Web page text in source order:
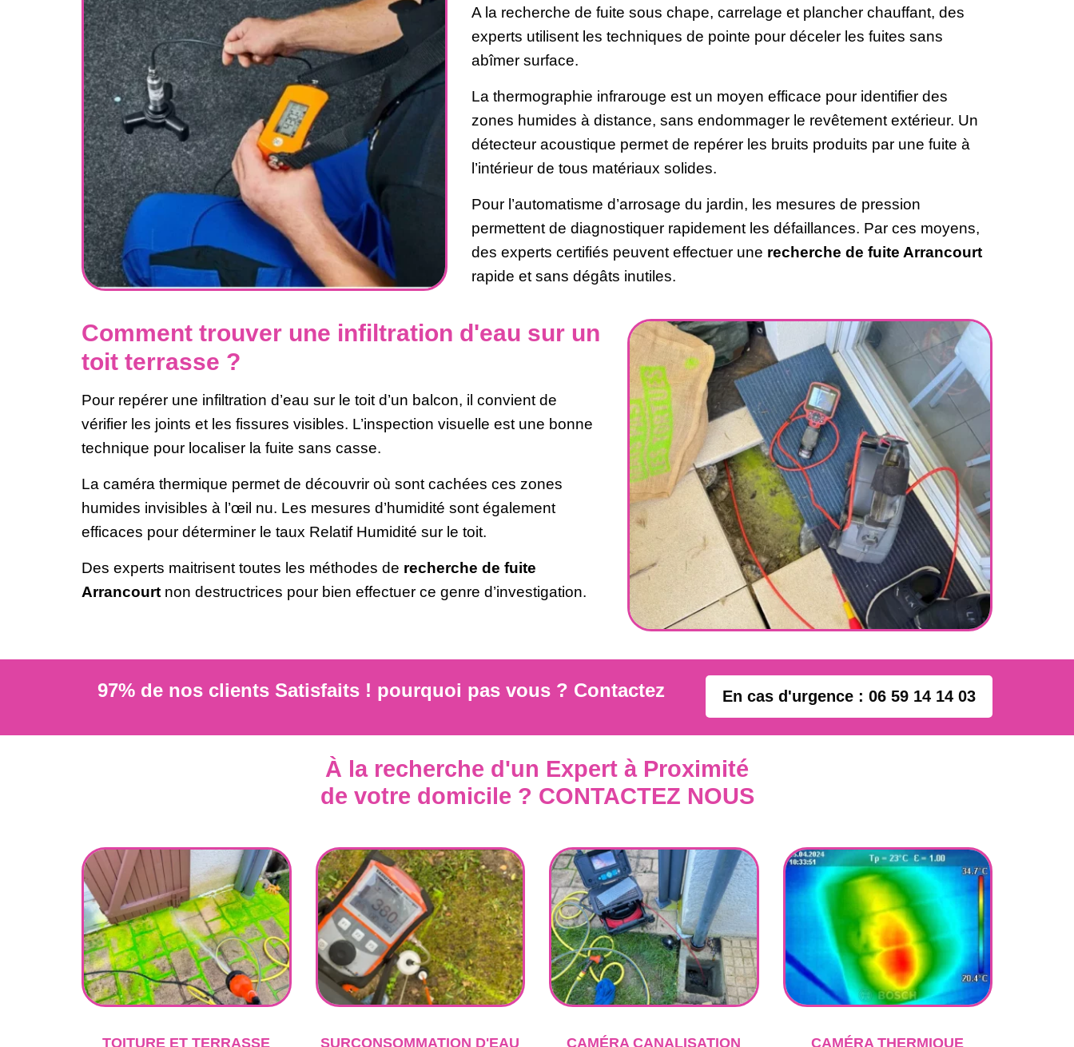
A la recherche de fuite sous chape, carrelage et plancher chauffant, des
experts utilisent les techniques de pointe pour déceler les fuites sans
abîmer surface.
La thermographie infrarouge est un moyen efficace pour identifier des
zones humides à distance, sans endommager le revêtement extérieur. Un
détecteur acoustique permet de repérer les bruits produits par une fuite à
l’intérieur de tous matériaux solides.
Pour l’automatisme d’arrosage du jardin, les mesures de pression
permettent de diagnostiquer rapidement les défaillances. Par ces moyens,
des experts certifiés peuvent effectuer une recherche de fuite Arrancourt
rapide et sans dégâts inutiles.
Comment trouver une infiltration d'eau sur un
toit terrasse ?
Pour repérer une infiltration d’eau sur le toit d’un balcon, il convient de
vérifier les joints et les fissures visibles. L’inspection visuelle est une bonne
technique pour localiser la fuite sans casse.
La caméra thermique permet de découvrir où sont cachées ces zones
humides invisibles à l’œil nu. Les mesures d’humidité sont également
efficaces pour déterminer le taux Relatif Humidité sur le toit.
Des experts maitrisent toutes les méthodes de recherche de fuite
Arrancourt non destructrices pour bien effectuer ce genre d’investigation.
97% de nos clients Satisfaits ! pourquoi pas vous ? Contactez En cas d'urgence : 06 59 14 14 03
À la recherche d'un Expert à Proximité
de votre domicile ? CONTACTEZ NOUS
TOITURE ET TERRASSE SURCONSOMMATION D'EAU CAMÉRA CANALISATION CAMÉRA THERMIQUE